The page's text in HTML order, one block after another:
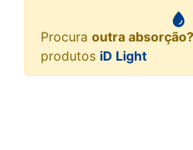
Procura outra absorção?
produtos iD Light